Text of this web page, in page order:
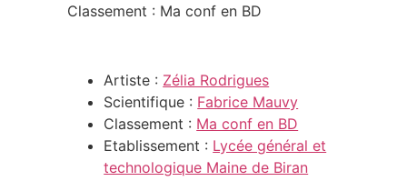
Classement : Ma conf en BD
Artiste : Zélia Rodrigues
Scientifique : Fabrice Mauvy
Classement : Ma conf en BD
Etablissement : Lycée général et
technologique Maine de Biran